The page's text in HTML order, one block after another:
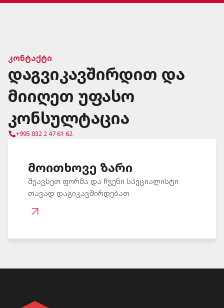
კონტაქტი
დაგვიკავშირდით და
მიიღეთ უფასო
კონსულტაცია
+995 032 2 47 61 62
მოითხოვე ზარი
შეავსეთ ფორმა და ჩვენი სპეციალისტი
თავად დაგიკავშირდებათ